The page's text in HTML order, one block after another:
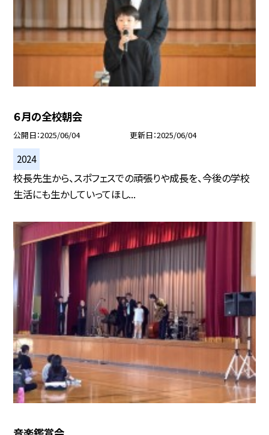
６月の全校朝会
公開日 2025/06/04 更新日 2025/06/04
2024
校長先生から、スポフェスでの頑張りや成長を、今後の学校
生活にも生かしていってほし...